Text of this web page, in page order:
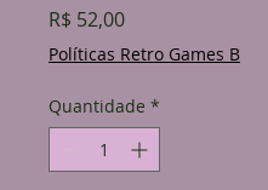
R$ 52,00Preço
Políticas Retro Games B
Quantidade *